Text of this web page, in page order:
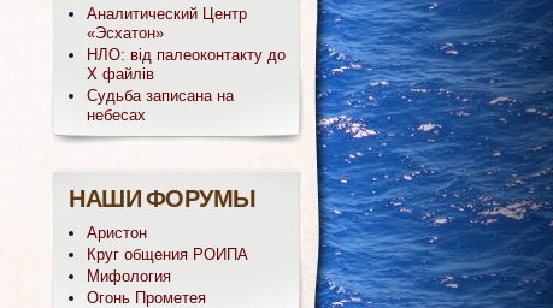
Аналитический Центр
«Эсхатон»
НЛО: від палеоконтакту до
Х файлів
Судьба записана на
небесах
НАШИ ФОРУМЫ
Аристон
Круг общения РОИПА
Мифология
Огонь Прометея